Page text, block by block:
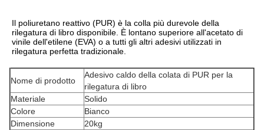
Il poliuretano reattivo (PUR) è la colla più durevole della
rilegatura di libro disponibile. È lontano superiore all'acetato di
vinile dell'etilene (EVA) o a tutti gli altri adesivi utilizzati in
rilegatura perfetta tradizionale.
Nome di prodotto
Adesivo caldo della colata di PUR per la
rilegatura di libro
Materiale
Solido
Colore
Bianco
Dimensione
20kg